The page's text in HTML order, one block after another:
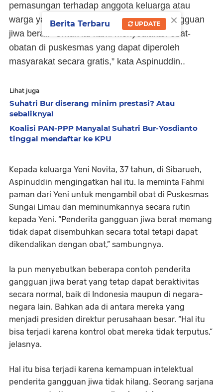
pemasungan terhadap anggota keluarga atau
warga yang mereka anggap menderita gangguan
jiwa berat. “Untuk itu kami menyediakan obat-
obatan di puskesmas yang dapat diperoleh
masyarakat secara gratis,” kata Aspinuddin..
Lihat juga
Suhatri Bur diserang minim prestasi? Atau
sebaliknya!
Koalisi PAN-PPP Manyala! Suhatri Bur-Yosdianto
tinggal mendaftar ke KPU
Kepada keluarga Yeni Novita, 37 tahun, di Sibarueh,
Aspinuddin mengingatkan hal itu. Ia meminta Fahmi
paman dari Yeni untuk mengambil obat di Puskesmas
Sungai Limau dan meminumkannya secara rutin
kepada Yeni. “Penderita gangguan jiwa berat memang
tidak dapat disembuhkan secara total tetapi dapat
dikendalikan dengan obat,” sambungnya.
Ia pun menyebutkan beberapa contoh penderita
gangguan jiwa berat yang tetap dapat beraktivitas
secara normal, baik di Indonesia maupun di negara-
negara lain. Bahkan ada di antara mereka yang
menjadi presiden direktur perusahaan besar. “Hal itu
bisa terjadi karena kontrol obat mereka tidak terputus,”
jelasnya.
Hal itu bisa terjadi karena kemampuan intelektual
penderita gangguan jiwa tidak hilang. Seorang sarjana
×
Berita Terbaru UPDATE